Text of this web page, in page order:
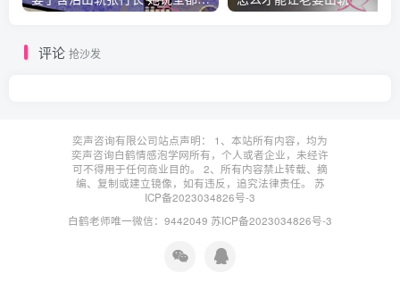
评论 抢沙发
奕声咨询有限公司站点声明： 1、本站所有内容，均为
奕声咨询白鹤情感泡学网所有，个人或者企业，未经许
可不得用于任何商业目的。 2、所有内容禁止转载、摘
编、复制或建立镜像，如有违反，追究法律责任。 苏
ICP备2023034826号-3
白鹤老师唯一微信：9442049 苏ICP备2023034826号-3